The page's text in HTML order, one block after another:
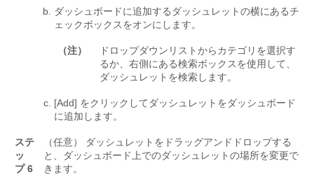
ダッシュボードに追加するダッシュレットの横にあるチ
ェックボックスをオンにします。
（注）
ドロップダウンリストからカテゴリを選択す
るか、右側にある検索ボックスを使用して、
ダッシュレットを検索します。
[Add] をクリックしてダッシュレットをダッシュボード
に追加します。
ステ
ッ
プ 6
（任意） ダッシュレットをドラッグアンドドロップする
と、ダッシュボード上でのダッシュレットの場所を変更で
きます。